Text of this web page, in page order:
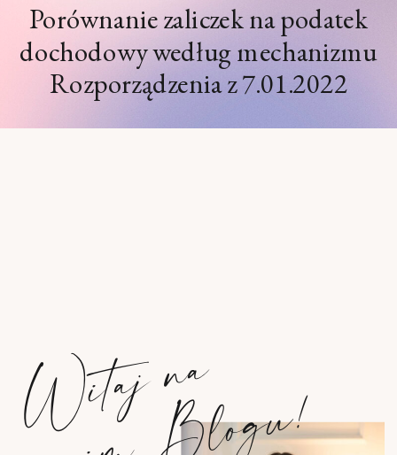
Porównanie zaliczek na podatek
dochodowy według mechanizmu
Rozporządzenia z 7.01.2022
W
i
t
a
j
n
a
m
o
i
m
B
l
o
g
u